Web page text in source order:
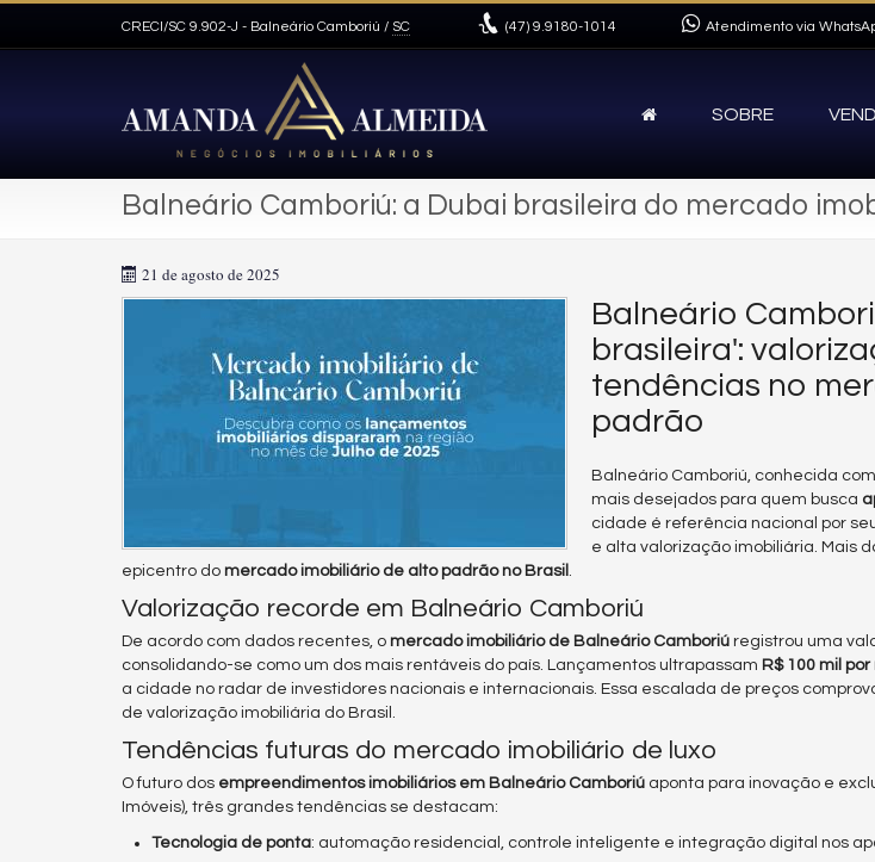
CRECI/SC 9.902-J - Balneário Camboriú / SC (47) 9.9180-1014 Atendimento via
SOBRE
Balneário Camboriú: a Dubai brasileira do mercado
21 de agosto de 2025
Balneário
brasileira':
tendências no
padrão
Balneário Camboriú, conhecida
mais desejados para quem busca
cidade é referência nacional por
e alta valorização imobiliária. Mais
epicentro do mercado imobiliário de alto padrão no Brasil
Valorização recorde em Balneário Camboriú
De acordo com dados recentes, o mercado imobiliário de Balneário Camboriú registrou uma
consolidando-se como um dos mais rentáveis do país. Lançamentos ultrapassam R$ 100 mil
a cidade no radar de investidores nacionais e internacionais. Essa escalada de preços
de valorização imobiliária do Brasil.
Tendências futuras do mercado imobiliário de luxo
O futuro dos empreendimentos imobiliários em Balneário Camboriú aponta para inovação e
Imóveis), três grandes tendências se destacam:
Tecnologia de ponta: automação residencial, controle inteligente e integração digital nos